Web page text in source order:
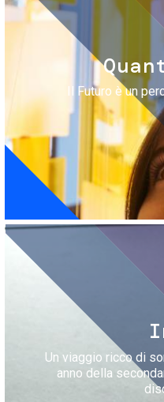
Il Futuro è un
Un viaggio ricco di
anno della